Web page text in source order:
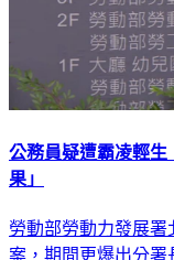
公務員疑遭霸凌輕
勞動部勞動力發展署